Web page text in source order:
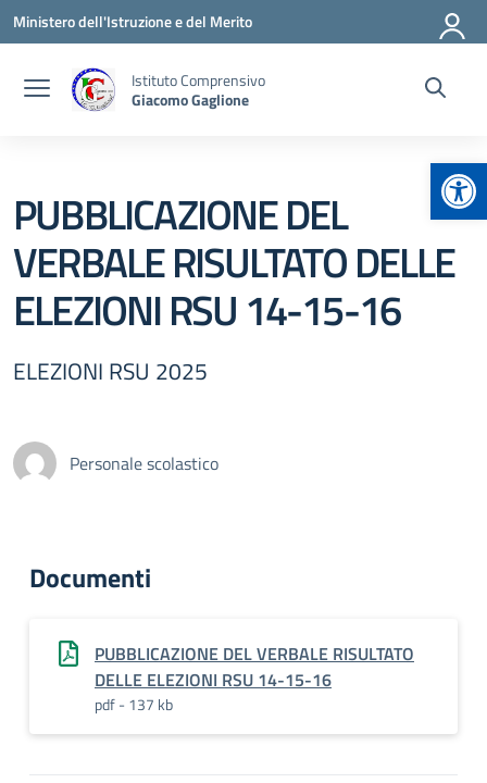
Vai ai contenuti
Vai al menu di navigazione
Vai al footer
Ministero dell'Istruzione e del Merito
Istituto Comprensivo
Giacomo Gaglione
PUBBLICAZIONE DEL
VERBALE RISULTATO DELLE
ELEZIONI RSU 14-15-16
ELEZIONI RSU 2025
Personale scolastico
Documenti
PUBBLICAZIONE DEL VERBALE RISULTATO
DELLE ELEZIONI RSU 14-15-16
pdf - 137 kb